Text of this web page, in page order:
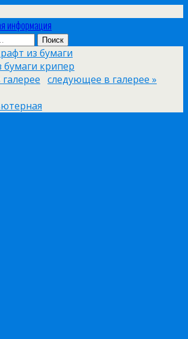
информация
из бумаги
следующее в галерее »